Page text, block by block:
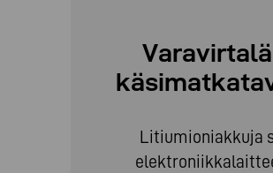
Litiumioniakkuja